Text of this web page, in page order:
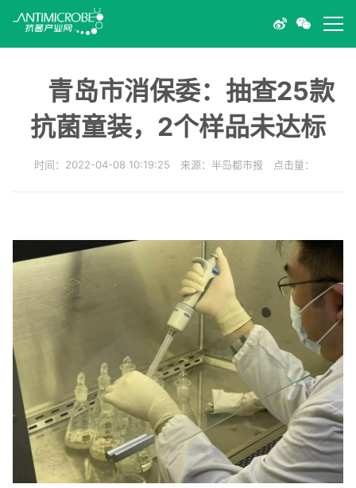
青岛市消保委：抽查25款
抗菌童装，2个样品未达标
时间：2022-04-08 10:19:25 来源：半岛都市报 点击量：